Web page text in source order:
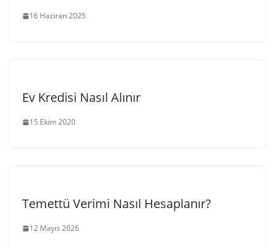
16 Haziran 2025
Ev Kredisi Nasıl Alınır
15 Ekim 2020
Temettü Verimi Nasıl Hesaplanır?
12 Mayıs 2026